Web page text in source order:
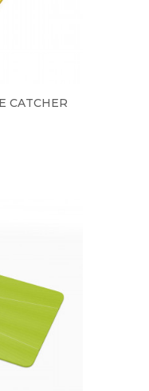
CATCHER